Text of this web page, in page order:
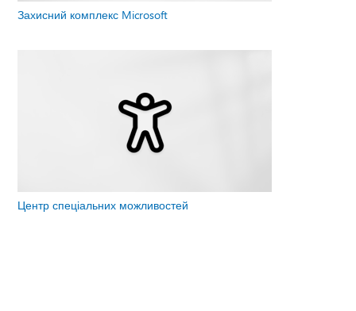
Захисний комплекс Microsoft
Центр спеціальних можливостей